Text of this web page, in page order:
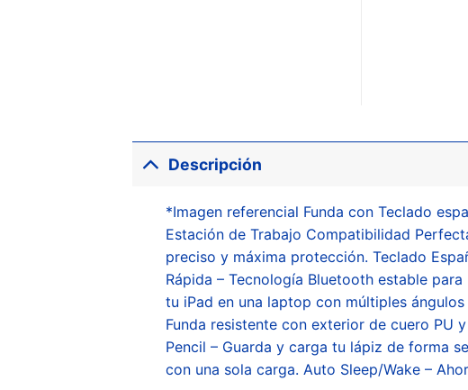
Descripción
*Imagen referencial Funda con Teclado
Estación de Trabajo Compatibilidad
preciso y máxima protección. Teclado
Rápida – Tecnología Bluetooth estable
tu iPad en una laptop con múltiples
Funda resistente con exterior de cuero PU
Pencil – Guarda y carga tu lápiz de forma
con una sola carga. Auto Sleep/Wake –